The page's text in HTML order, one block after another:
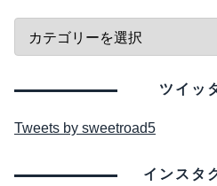
ツイッ
Tweets by sweetroad5
インスタ